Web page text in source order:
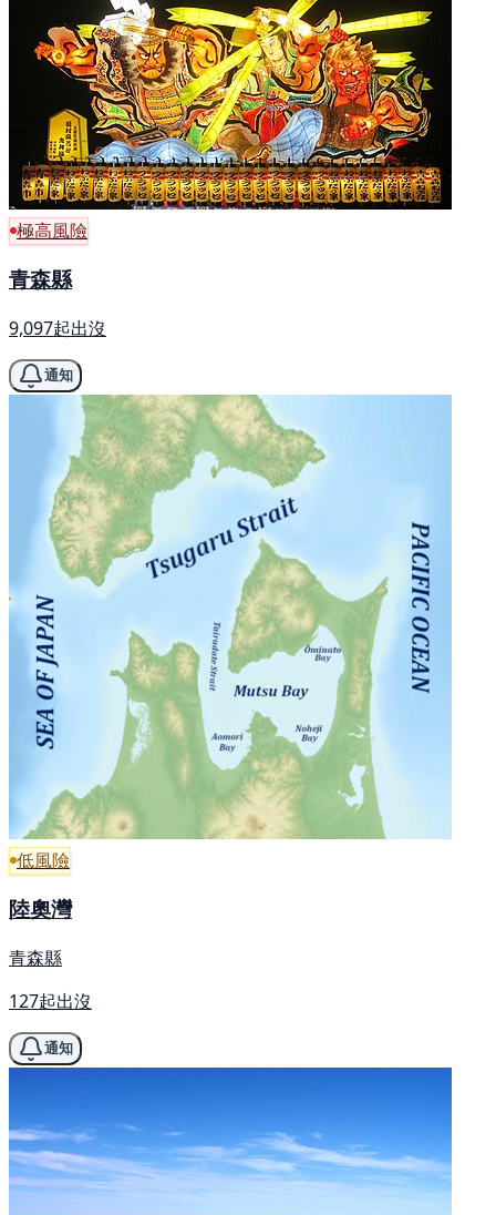
極高風險
青森縣
9,097起出沒
通知
低風險
陸奧灣
青森縣
127起出沒
通知